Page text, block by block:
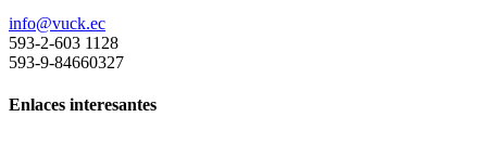
info@vuck.ec
593-2-603 1128
593-9-84660327
Enlaces interesantes